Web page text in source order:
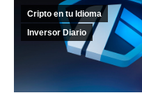
Cripto en tu Idioma
Inversor Diario